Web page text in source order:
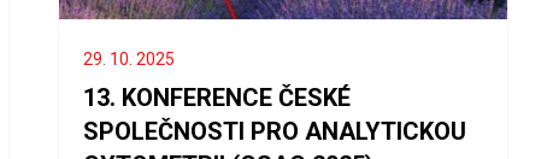
29. 10. 2025
13. KONFERENCE ČESKÉ
SPOLEČNOSTI PRO ANALYTICKOU